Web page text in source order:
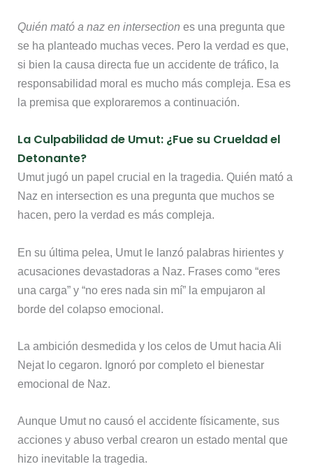
Quién mató a naz en intersection es una pregunta que
se ha planteado muchas veces. Pero la verdad es que,
si bien la causa directa fue un accidente de tráfico, la
responsabilidad moral es mucho más compleja. Esa es
la premisa que exploraremos a continuación.
La Culpabilidad de Umut: ¿Fue su Crueldad el
Detonante?
Umut jugó un papel crucial en la tragedia. Quién mató a
Naz en intersection es una pregunta que muchos se
hacen, pero la verdad es más compleja.
En su última pelea, Umut le lanzó palabras hirientes y
acusaciones devastadoras a Naz. Frases como “eres
una carga” y “no eres nada sin mí” la empujaron al
borde del colapso emocional.
La ambición desmedida y los celos de Umut hacia Ali
Nejat lo cegaron. Ignoró por completo el bienestar
emocional de Naz.
Aunque Umut no causó el accidente físicamente, sus
acciones y abuso verbal crearon un estado mental que
hizo inevitable la tragedia.